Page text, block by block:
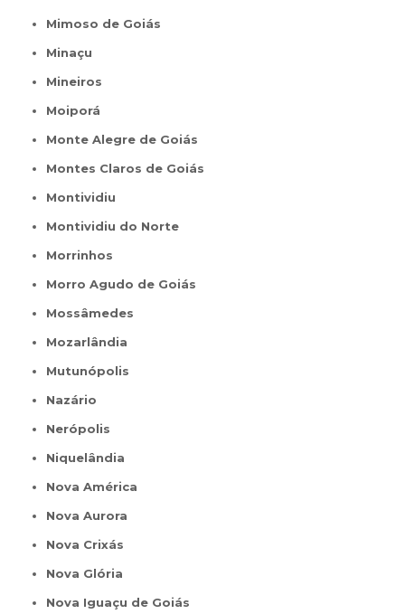
Mimoso de Goiás
Minaçu
Mineiros
Moiporá
Monte Alegre de Goiás
Montes Claros de Goiás
Montividiu
Montividiu do Norte
Morrinhos
Morro Agudo de Goiás
Mossâmedes
Mozarlândia
Mutunópolis
Nazário
Nerópolis
Niquelândia
Nova América
Nova Aurora
Nova Crixás
Nova Glória
Nova Iguaçu de Goiás